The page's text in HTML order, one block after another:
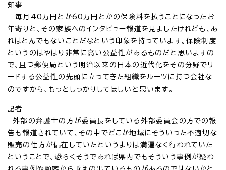
知事
毎月40万円とか60万円とかの保険料を払うことになったお
年寄りと、その家族へのインタビュー報道を見ましたけれども、あ
れはとんでもないことだなという印象を持っています。保険制度
というのはやはり非常に高い公益性があるものだと思いますの
で、且つ郵便局という明治以来の日本の近代化をその分野でリ
ードする公益性の先頭に立ってきた組織をルーツに持つ会社な
のですから、もっとしっかりしてほしいと思います。
記者
外部の弁護士の方が委員長をしている外部委員会の方での報
告も報道されていて、その中でどこか地域にそういった不適切な
販売の仕方が偏在していたというよりは満遍なく行われていた
ということで、恐らくそうであれば県内でもそういう事例が疑わ